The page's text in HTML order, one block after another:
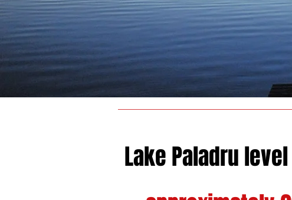
Lake Paladru level